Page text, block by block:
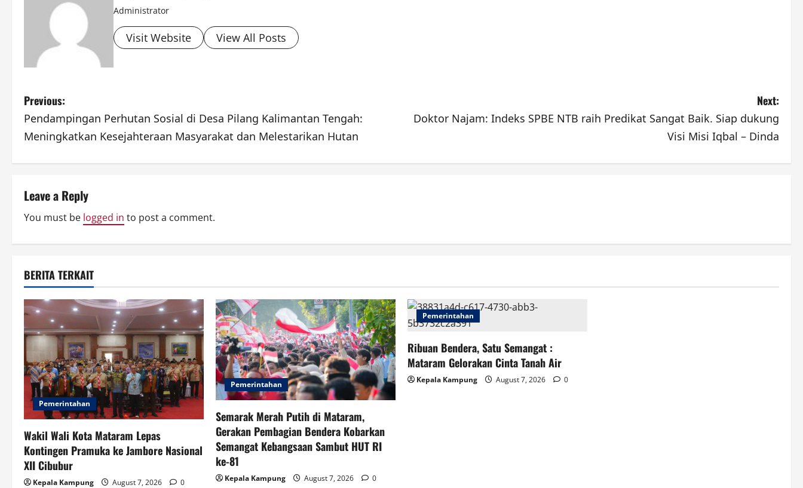
Administrator
Visit Website View All Posts
P
o
n
a
v
i
g
a
t
i
o
n
Previous:
Pendampingan Perhutan Sosial di Desa Pilang Kalimantan Tengah:
Meningkatkan Kesejahteraan Masyarakat dan Melestarikan Hutan
Next:
Doktor Najam: Indeks SPBE NTB raih Predikat Sangat Baik. Siap dukung
Visi Misi Iqbal – Dinda
Leave a Reply
You must be logged in to post a comment.
BERITA TERKAIT
Pemerintahan
Wakil Wali Kota Mataram Lepas
Kontingen Pramuka ke Jambore Nasional
XII Cibubur
Kepala Kampung August 7, 2026 0
Pemerintahan
Semarak Merah Putih di Mataram,
Gerakan Pembagian Bendera Kobarkan
Semangat Kebangsaan Sambut HUT RI
ke-81
Kepala Kampung August 7, 2026 0
Pemerintahan
Ribuan Bendera, Satu Semangat :
Mataram Gelorakan Cinta Tanah Air
Kepala Kampung August 7, 2026 0